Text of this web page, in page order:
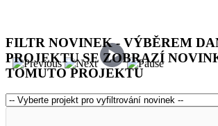
FILTR NOVINEK - VÝBĚREM
PROJEKTU SE ZOBRAZÍ
TOMUTO PROJEKTU